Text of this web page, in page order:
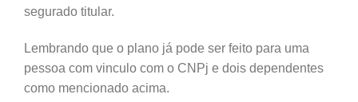
segurado titular.
Lembrando que o plano já pode ser feito para uma
pessoa com vinculo com o CNPj e dois dependentes
como mencionado acima.